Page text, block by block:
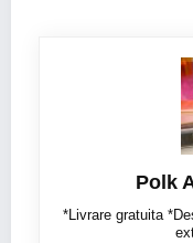
Polk
*Livrare gratuita